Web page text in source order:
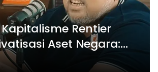
Rentier
Aset Negara:
Yanuar Rizky